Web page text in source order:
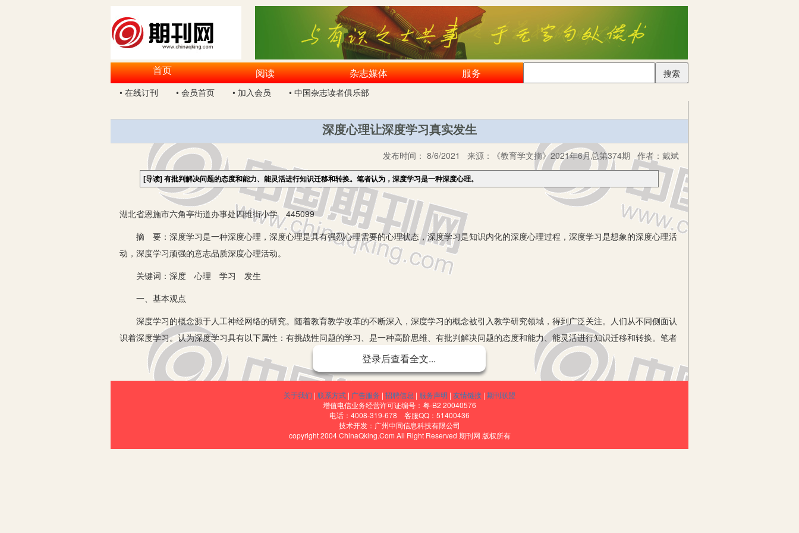
首页 阅读 杂志媒体 服务
搜索
• 在线订刊
• 会员首页 • 加入会员 • 中国杂志读者俱乐部
深度心理让深度学习真实发生
发布时间： 8/6/2021 来源： 《教育学文摘》2021年6月总第374期 作者： 戴斌
[导读]有批判解决问题的态度和能力、能灵活进行知识迁移和转换。笔者认为，深度学习是一种深度心理。
湖北省恩施市六角亭街道办事处四维街小学 445099
摘 要：深度学习是一种深度心理，深度心理是具有强烈心理需要的心理状态，深度学习是知识内化的深度心理过程，深度学习是想象的深度心理活
动，深度学习顽强的意志品质深度心理活动。
关键词：深度 心理 学习 发生
一、基本观点
深度学习的概念源于人工神经网络的研究。随着教育教学改革的不断深入，深度学习的概念被引入教学研究领域，得到广泛关注。人们从不同侧面认
识着深度学习。认为深度学习具有以下属性：有挑战性问题的学习、是一种高阶思维、有批判解决问题的态度和能力、能灵活进行知识迁移和转换。笔者
认为，深度学习是一种深度心理。
二、当前学习方式弊端
在信息海量和节奏超快的当今，功利意识和依赖心理盛行，深入研究本质的学习者甚少，应试应考学习大行其道。一些学习者甚至只购买刷题资料，
完全不管原著的学习，对于原著的基本思想和基本原理知之甚少，考试后更是所剩无几。
在写作领域，应用文体依赖模板，其它文体仰仗文献，原创意识和原创能力严重退化。
登录后查看全文...
关于我们 | 联系方式 | 广告服务 | 招聘信息 | 服务声明 | 友情链接 | 期刊联盟
增值电信业务经营许可证编号：粤-B2 20040576
电话：4008-319-678 客服QQ：51400436
技术开发：广州中同信息科技有限公司
copyright 2004 ChinaQking.Com All Right Reserved 期刊网 版权所有